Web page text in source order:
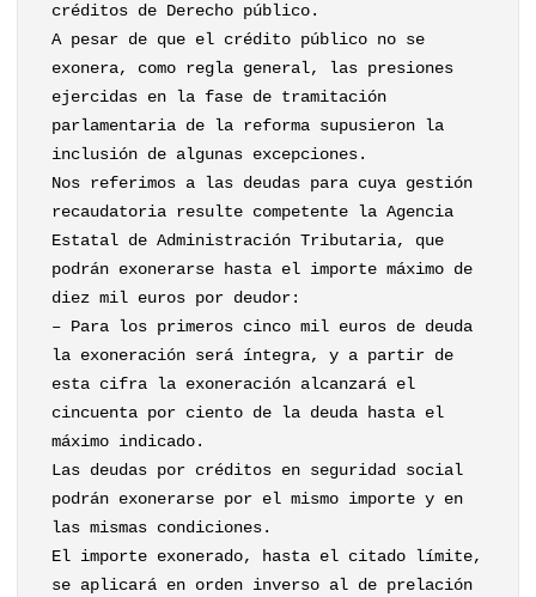
créditos de Derecho público.
A pesar de que el crédito público no se
exonera, como regla general, las presiones
ejercidas en la fase de tramitación
parlamentaria de la reforma supusieron la
inclusión de algunas excepciones.
Nos referimos a las deudas para cuya gestión
recaudatoria resulte competente la Agencia
Estatal de Administración Tributaria, que
podrán exonerarse hasta el importe máximo de
diez mil euros por deudor:
– Para los primeros cinco mil euros de deuda
la exoneración será íntegra, y a partir de
esta cifra la exoneración alcanzará el
cincuenta por ciento de la deuda hasta el
máximo indicado.
Las deudas por créditos en seguridad social
podrán exonerarse por el mismo importe y en
las mismas condiciones.
El importe exonerado, hasta el citado límite,
se aplicará en orden inverso al de prelación